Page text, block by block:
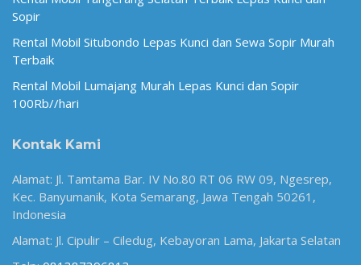
Sopir
Rental Mobil Situbondo Lepas Kunci dan Sewa Sopir Murah
Terbaik
Rental Mobil Lumajang Murah Lepas Kunci dan Sopir
100Rb//hari
Kontak Kami
Alamat: Jl. Tamtama Bar. IV No.80 RT 06 RW 09, Ngesrep,
Kec. Banyumanik, Kota Semarang, Jawa Tengah 50261,
Indonesia
Alamat: Jl. Cipulir – Ciledug, Kebayoran Lama, Jakarta Selatan